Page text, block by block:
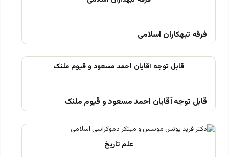
فرقه تبهکاران اسلامی
قابل توجه آقایان احمد مسعود و قیوم ملنک